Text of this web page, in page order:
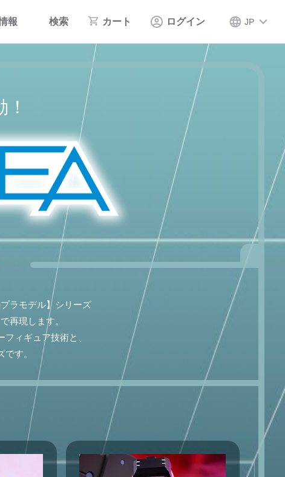
報 検索 カート ログイン JP
ラモデル】シリーズ
再現します。
ィギュア技術と、
す。